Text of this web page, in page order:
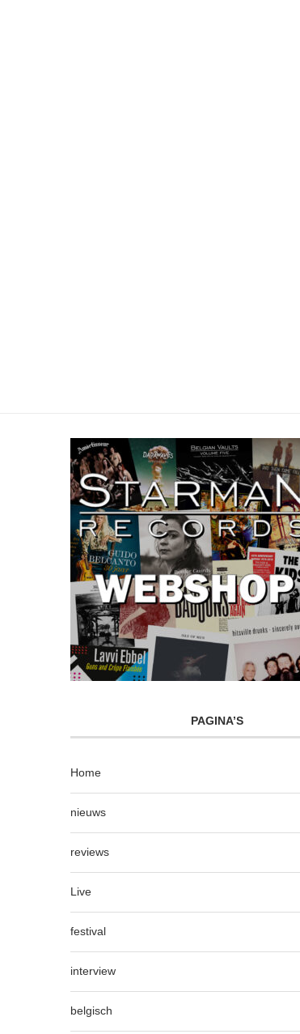
PAGINA’S
Home
nieuws
reviews
Live
festival
interview
belgisch